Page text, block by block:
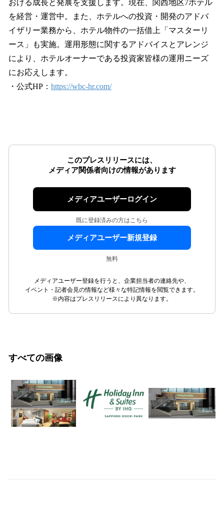
おける成長と発展を支援します。現在、関西地区7ホテル
を経営・運営中。また、ホテルへの投資・開発のアドバ
イザリー業務から、ホテル物件の一括借上「マスターリ
ース」も実施。運用形態に関するアドバイスとアレンジ
により、ホテルオーナーである投資家皆様の運用ニーズ
にお応えします。
・公式HP： https://wbc-hr.com/
このプレスリリースには、
メディア関係者向けの情報があります
メディアユーザーログイン
既に登録済みの方はこちら
メディアユーザー新規登録
無料
メディアユーザー登録を行うと、企業担当者の連絡先や、
イベント・記者会見の情報など様々な特記情報を閲覧できます。
※内容はプレスリリースにより異なります。
すべての画像